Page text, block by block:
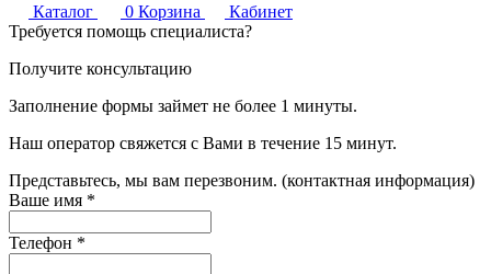
Каталог 0 Корзина
Кабинет
Требуется помощь специалиста?
Получите консультацию
Заполнение формы займет не более 1 минуты.
Наш оператор свяжется с Вами в течение 15 минут.
Представьтесь, мы вам перезвоним. (контактная информация)
Ваше имя *
Телефон *